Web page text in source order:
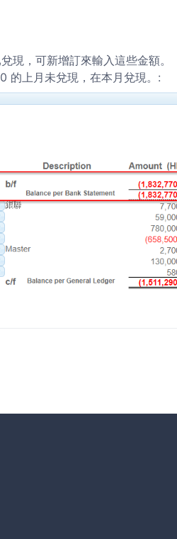
現，可新增訂來輸入這些金額。
上月未兌現，在本月兌現。 :